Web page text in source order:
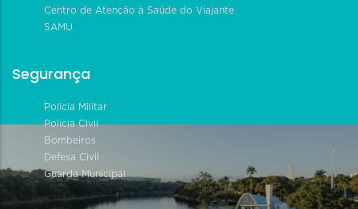
Centro de Atenção à Saúde do Viajante
SAMU
Segurança
Polícia Militar
Polícia Civil
Bombeiros
Defesa Civil
Guarda Municipal